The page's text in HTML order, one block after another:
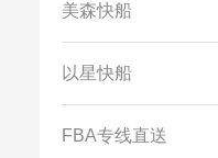
美森快船
以星快船
FBA专线直送